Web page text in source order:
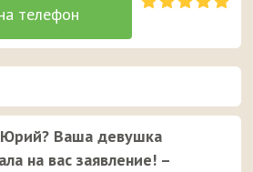
Ваша девушка
на вас заявление! –